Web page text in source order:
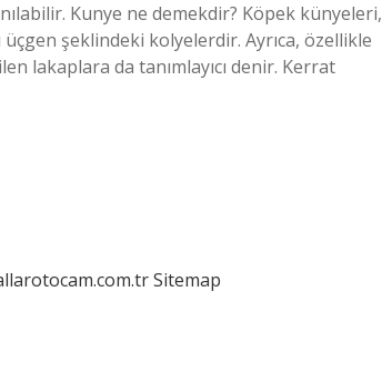
Kunye ne demekdir? Köpek künyeleri,
şeklindeki kolyelerdir. Ayrıca, özellikle
lakaplara da tanımlayıcı denir. Kerrat
Sitemap